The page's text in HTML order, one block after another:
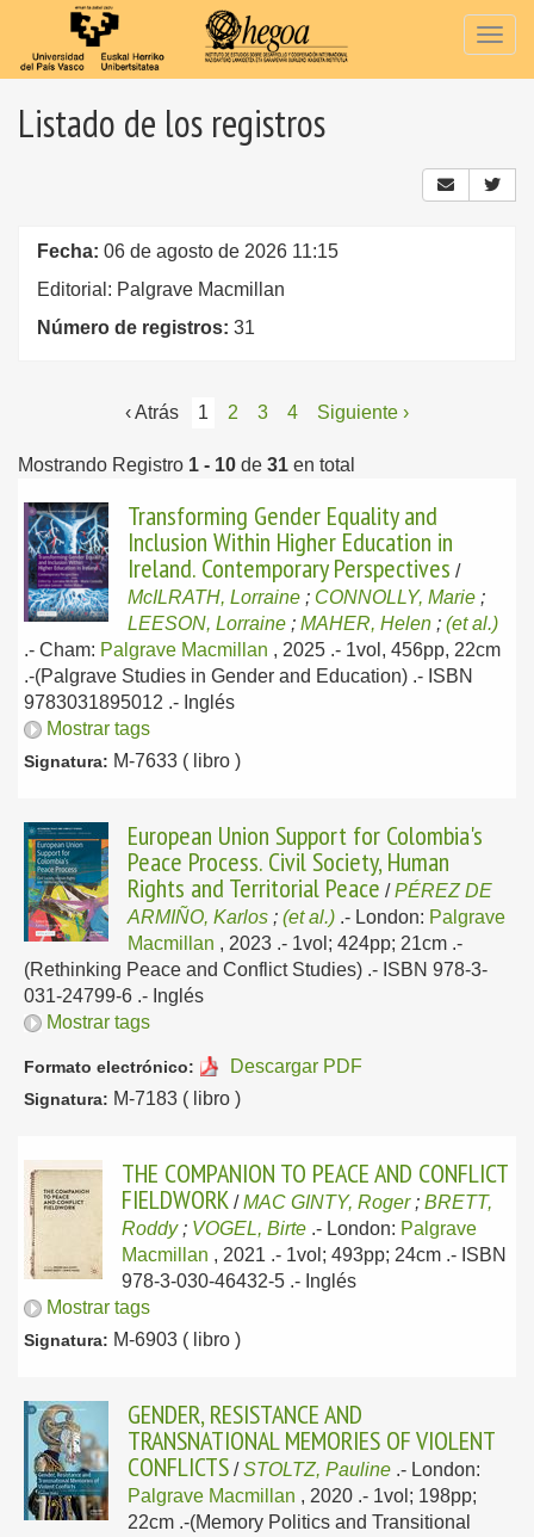
Listado de los registros
Fecha: 06 de agosto de 2026 11:15
Editorial: Palgrave Macmillan
Número de registros: 31
‹ Atrás 1 2 3 4 Siguiente ›
Mostrando Registro 1 - 10 de 31 en total
Transforming Gender Equality and
Inclusion Within Higher Education in
Ireland. Contemporary Perspectives /
McILRATH, Lorraine ; CONNOLLY, Marie ;
LEESON, Lorraine ; MAHER, Helen ; (et al.)
.- Cham: Palgrave Macmillan , 2025 .- 1vol, 456pp, 22cm
.-(Palgrave Studies in Gender and Education) .- ISBN
9783031895012 .- Inglés
Mostrar tags
Signatura: M-7633 ( libro )
European Union Support for Colombia's
Peace Process. Civil Society, Human
Rights and Territorial Peace /PÉREZ DE
ARMIÑO, Karlos ; (et al.) .- London: Palgrave
Macmillan , 2023 .- 1vol; 424pp; 21cm .-
(Rethinking Peace and Conflict Studies) .- ISBN 978-3-
031-24799-6 .- Inglés
Mostrar tags
Formato electrónico: Descargar PDF
Signatura: M-7183 ( libro )
THE COMPANION TO PEACE AND CONFLICT
FIELDWORK /MAC GINTY, Roger; BRETT,
Roddy; VOGEL, Birte .- London: Palgrave
Macmillan , 2021 .- 1vol; 493pp; 24cm .- ISBN
978-3-030-46432-5 .- Inglés
Mostrar tags
Signatura: M-6903 ( libro )
GENDER, RESISTANCE AND
TRANSNATIONAL MEMORIES OF VIOLENT
CONFLICTS /STOLTZ, Pauline .- London:
Palgrave Macmillan , 2020 .- 1vol; 198pp;
22cm .-(Memory Politics and Transitional